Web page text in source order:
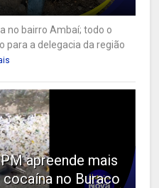
no bairro Ambaí; todo o
para a delegacia da região
apreende mais
no Buraco